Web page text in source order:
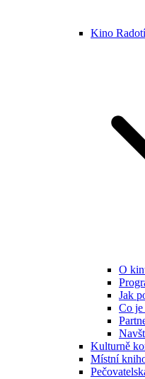
Kino
O
Jak
Co
Kulturně
Místní